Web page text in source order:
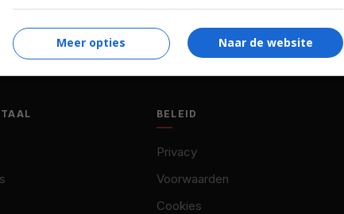
BELEID
Privacy
Voorwaarden
Cookies
Naar de website
Meer opties